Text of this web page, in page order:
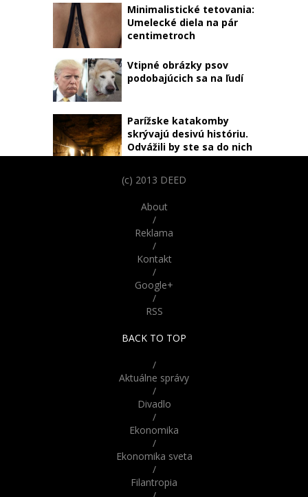
Minimalistické tetovania:
Umelecké diela na pár
centimetroch
Vtipné obrázky psov
podobajúcich sa na ľudí
Parížske katakomby
skrývajú desivú históriu.
Odvážili by ste sa do nich
vstúpiť?
Nebudete veriť že nie sú
vyzerajú až šokujúco
reálne
(c) 2013 DEED
About
/
Reklama
/
Kontakt
/
Google+
/
RSS
BACK TO TOP
/
Aktuálne správy
/
Divadlo
/
Ekonomika
/
Ekonomika sveta
/
Filantropia